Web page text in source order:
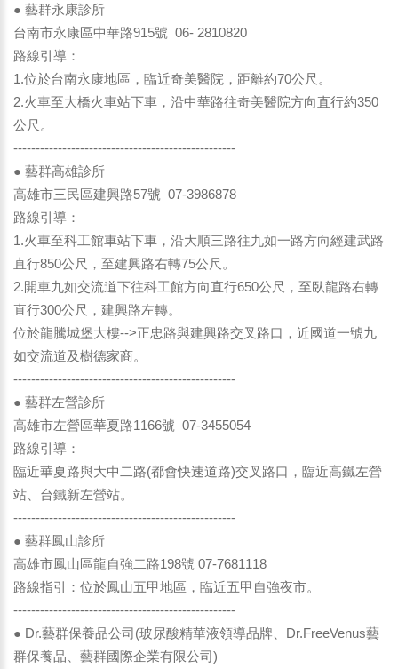
● 藝群永康診所
台南市永康區中華路915號 06- 2810820
路線引導：
1.位於台南永康地區，臨近奇美醫院，距離約70公尺。
2.火車至大橋火車站下車，沿中華路往奇美醫院方向直行約350
公尺。
--------------------------------------------------
● 藝群高雄診所
高雄市三民區建興路57號 07-3986878
路線引導：
1.火車至科工館車站下車，沿大順三路往九如一路方向經建武路
直行850公尺，至建興路右轉75公尺。
2.開車九如交流道下往科工館方向直行650公尺，至臥龍路右轉
直行300公尺，建興路左轉。
位於龍騰城堡大樓-->正忠路與建興路交叉路口，近國道一號九
如交流道及樹德家商。
--------------------------------------------------
● 藝群左營診所
高雄市左營區華夏路1166號 07-3455054
路線引導：
臨近華夏路與大中二路(都會快速道路)交叉路口，臨近高鐵左營
站、台鐵新左營站。
--------------------------------------------------
● 藝群鳳山診所
高雄市鳳山區龍自強二路198號 07-7681118
路線指引：位於鳳山五甲地區，臨近五甲自強夜市。
--------------------------------------------------
● Dr.藝群保養品公司(玻尿酸精華液領導品牌、Dr.FreeVenus藝
群保養品、藝群國際企業有限公司)